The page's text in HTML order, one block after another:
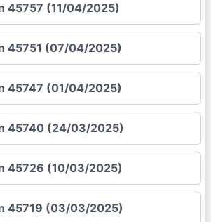
45757 (11/04/2025)
45751 (07/04/2025)
45747 (01/04/2025)
45740 (24/03/2025)
45726 (10/03/2025)
45719 (03/03/2025)